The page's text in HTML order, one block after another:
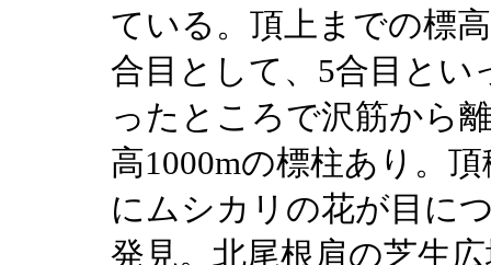
ている。頂上までの標
合目として、5合目とい
ったところで沢筋から
高1000mの標柱あり。
にムシカリの花が目に
発見。北尾根肩の芝生